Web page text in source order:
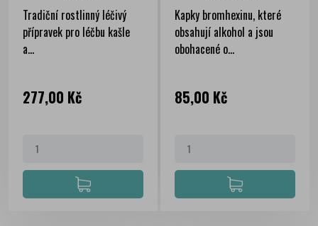
Tradiční rostlinný léčivý
přípravek pro léčbu kašle
a...
Cena
277,00 Kč
Kapky bromhexinu, které
obsahují alkohol a jsou
obohacené o...
Cena
85,00 Kč